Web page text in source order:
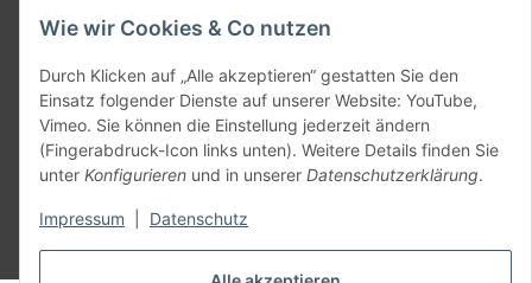
Wie wir Cookies & Co nutzen
Durch Klicken auf „Alle akzeptieren“ gestatten Sie den
Einsatz folgender Dienste auf unserer Website: YouTube,
Vimeo. Sie können die Einstellung jederzeit ändern
(Fingerabdruck-Icon links unten). Weitere Details finden Sie
unter Konfigurieren und in unserer Datenschutzerklärung.
Impressum Datenschutz
SmoliTec - Safety. Simplified. Worldwide. ( B2B Shop )
Vertrag widerrufen
* Alle Preise inkl. gesetzlicher USt., zzgl.Versand